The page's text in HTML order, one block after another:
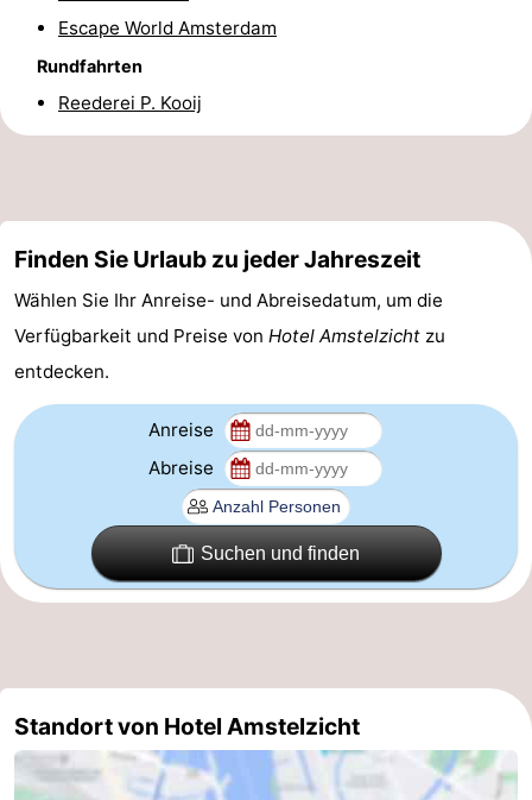
Märkte
Veranstaltungen
Spezial
Coffeeshops
Homohauptstadt
Geschichte
Diamante
im
Gärten
-
Nordholland
-
Escape World Amsterdam
Rundfahrten
Reederei P. Kooij
Finden Sie Urlaub zu jeder Jahreszeit
Wählen Sie Ihr Anreise- und Abreisedatum, um die
Verfügbarkeit und Preise von Hotel Amstelzicht zu
entdecken.
Anreise
Abreise
Suchen und finden
Standort von Hotel Amstelzicht